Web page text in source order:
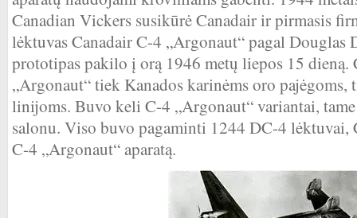
Canadian Vickers susikūrė Canadair ir pirmasis
lėktuvas Canadair C-4 „Argonaut“ pagal Douglas
prototipas pakilo į orą 1946 metų liepos 15 dieną.
„Argonaut“ tiek Kanados karinėms oro
linijoms. Buvo keli C-4 „Argonaut“ variantai,
salonu. Viso buvo pagaminti 1244 DC-4 lėktuvai,
C-4 „Argonaut“ aparatą.